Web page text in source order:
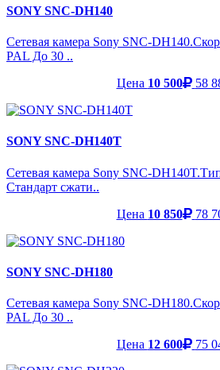
SONY SNC-DH140
Сетевая камера Sony SNC-
PAL До 30 ..
Цена 10 500 58
SONY SNC-DH140T
Сетевая камера Sony SNC-
Стандарт сжати..
Цена 10 850 78
SONY SNC-DH180
Сетевая камера Sony SNC-
PAL До 30 ..
Цена 12 600 75